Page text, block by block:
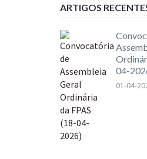
ARTIGOS
04-
01-04-